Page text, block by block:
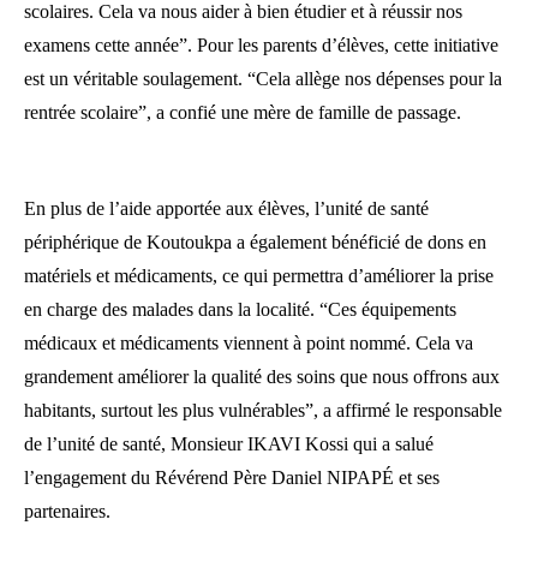
scolaires. Cela va nous aider à bien étudier et à réussir nos
examens cette année”. Pour les parents d’élèves, cette initiative
est un véritable soulagement. “Cela allège nos dépenses pour la
rentrée scolaire”, a confié une mère de famille de passage.
En plus de l’aide apportée aux élèves, l’unité de santé
périphérique de Koutoukpa a également bénéficié de dons en
matériels et médicaments, ce qui permettra d’améliorer la prise
en charge des malades dans la localité. “Ces équipements
médicaux et médicaments viennent à point nommé. Cela va
grandement améliorer la qualité des soins que nous offrons aux
habitants, surtout les plus vulnérables”, a affirmé le responsable
de l’unité de santé, Monsieur IKAVI Kossi qui a salué
l’engagement du Révérend Père Daniel NIPAPÉ et ses
partenaires.